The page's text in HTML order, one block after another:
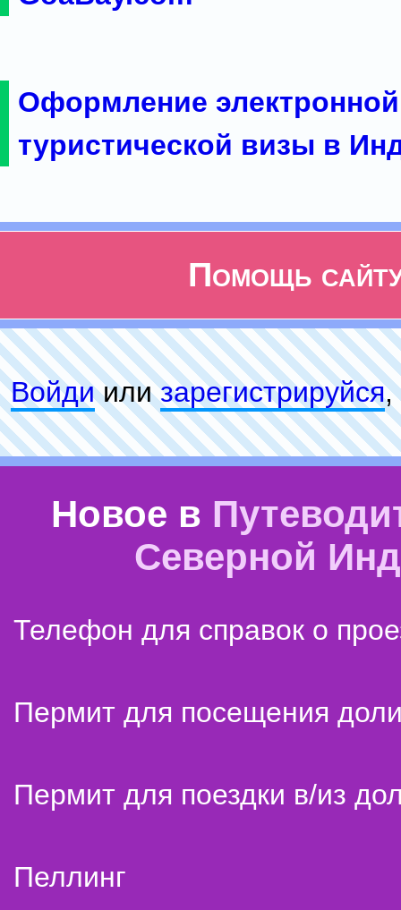
Оформление электронной
туристической визы в
Помощь
Войдиилизарeгиcтpируйся,
Новое в
Северной
Телефон для справок о
Пермит для посещения
Пермит для поездки в/из
Пеллинг